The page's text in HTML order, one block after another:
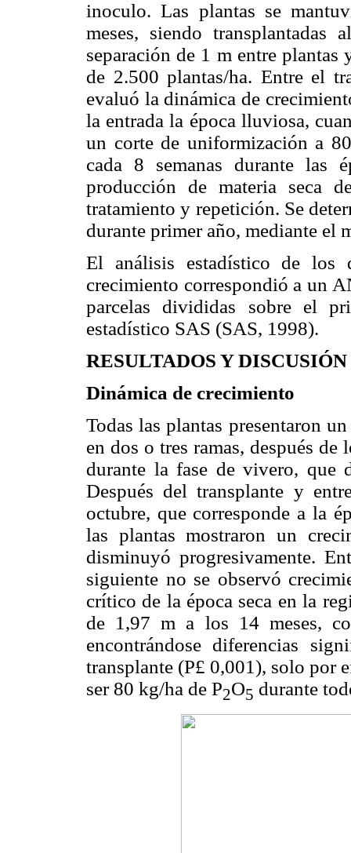
inoculo. Las plantas se
meses, siendo
separación de 1 m entre
de 2.500 plantas/ha. Entre el
evaluó la dinámica de
la entrada la época lluviosa,
un corte de uniformización a
cada 8 semanas durante las
producción de materia seca
tratamiento y repetición. Se
durante primer año, mediante el
El análisis estadístico de los
crecimiento correspondió a un
parcelas divididas sobre el
estadístico SAS (SAS, 1998).
RESULTADOS Y DISCUSIÓN
Dinámica de crecimiento
Todas las plantas presentaron
en dos o tres ramas, después
durante la fase de vivero, que
Después del transplante y
octubre, que corresponde a la
las plantas mostraron un
disminuyó progresivamente.
siguiente no se observó
crítico de la época seca en la
de 1,97 m a los 14 meses,
encontrándose diferencias
transplante (P£ 0,001), solo por
ser 80 kg/ha de P2O5 durante